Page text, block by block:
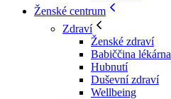
Ženské centrum
Zdraví
Ženské zdraví
Babiččina lékárna
Hubnutí
Duševní zdraví
Wellbeing